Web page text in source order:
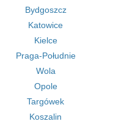
Bydgoszcz
Katowice
Kielce
Praga-Południe
Wola
Opole
Targówek
Koszalin